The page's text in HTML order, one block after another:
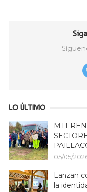
LO ÚLTIMO
MTT
05/05/
Lanzan
la